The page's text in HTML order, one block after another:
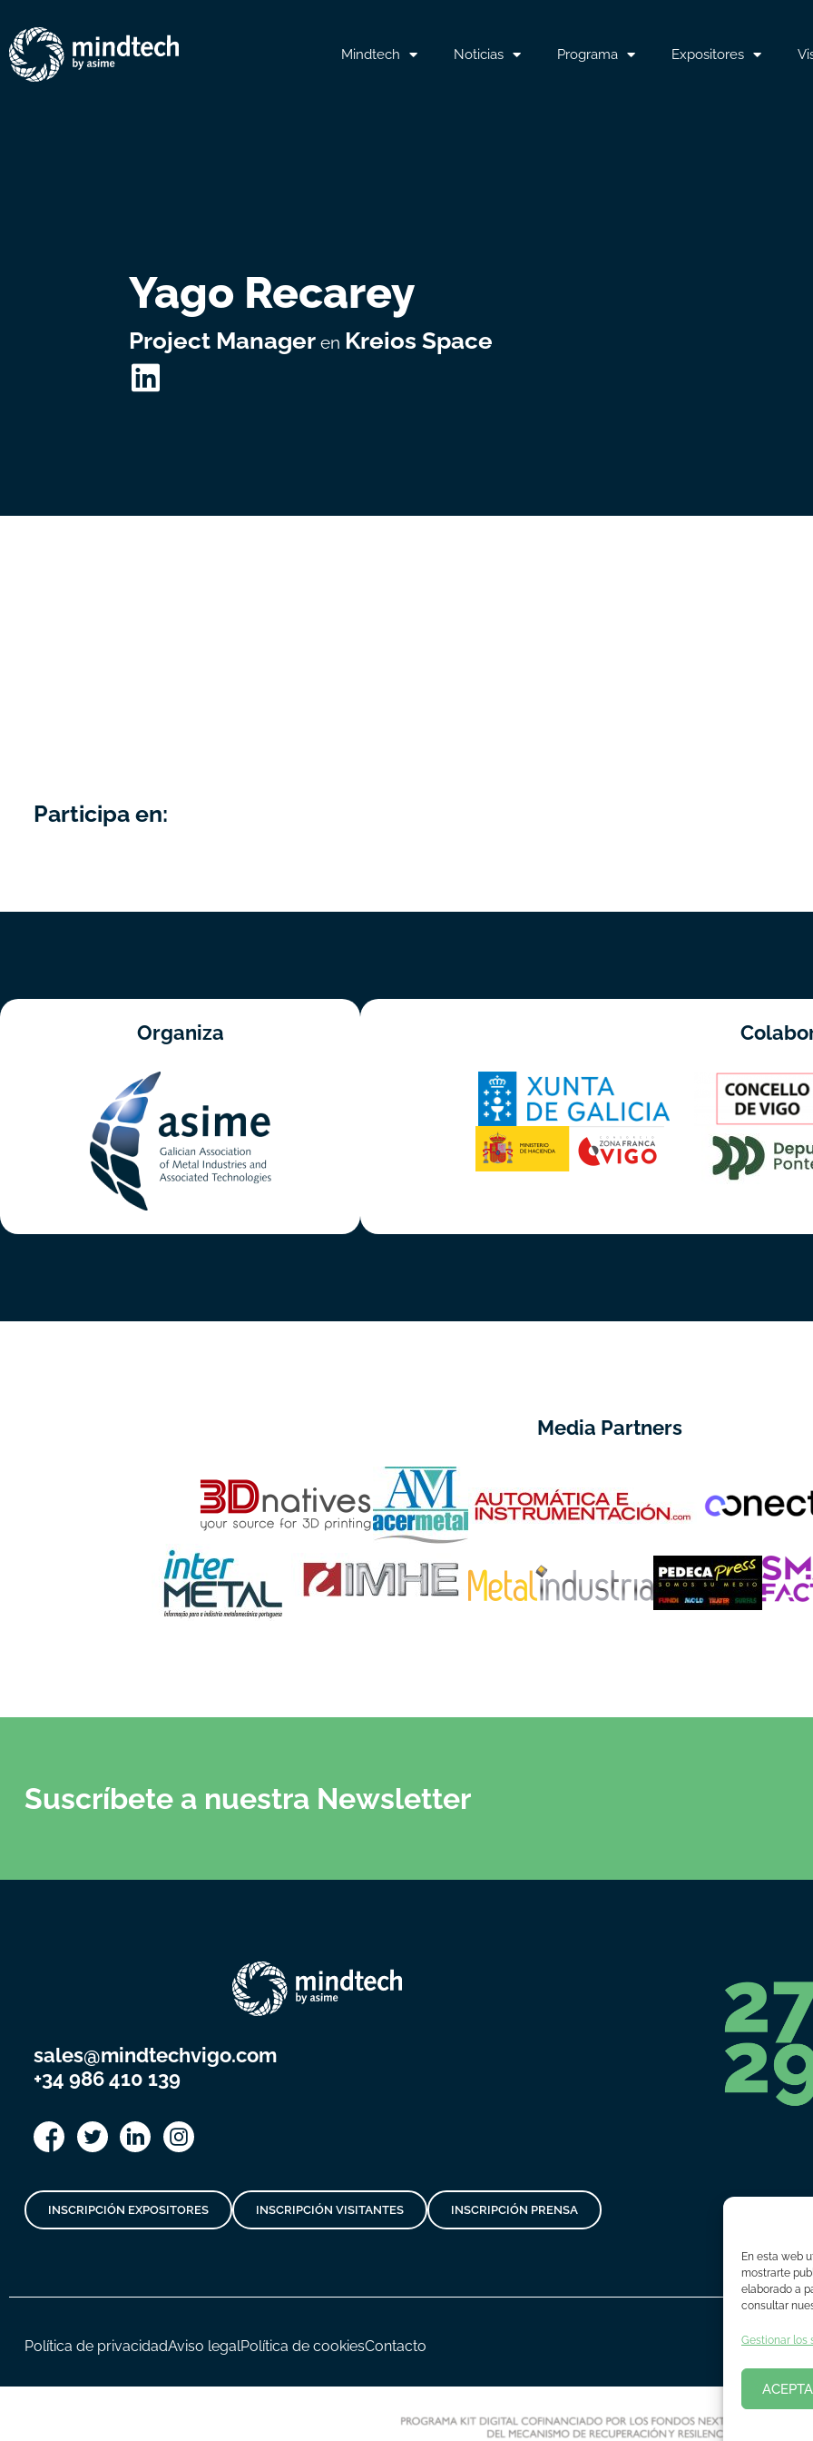
En esta web
mostrarte
elaborado a
consultar
Gestionar los
Mindtech Noticias Programa Expositores
Yago Recarey
Project Manager en Kreios Space
Participa en:
Organiza
Media Partners
Suscríbete a nuestra Newsletter
sales@mindtechvigo.com
+34 986 410 139
INSCRIPCIÓN EXPOSITORES INSCRIPCIÓN VISITANTES INSCRIPCIÓN PRENSA
Política de privacidadAviso legalPolítica de cookiesContacto